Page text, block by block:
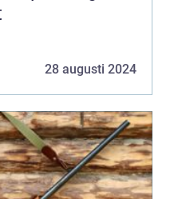
28 augusti 2024